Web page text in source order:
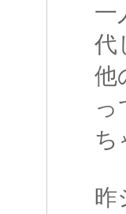
一
代
他
ち
昨